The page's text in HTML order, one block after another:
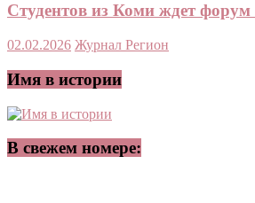
Студентов из Коми ждет форум
02.02.2026 Журнал Регион
Имя в истории
В свежем номере: